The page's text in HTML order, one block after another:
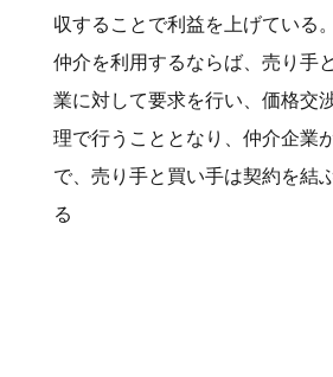
収することで利益を上げている
仲介を利用するならば、売り手
業に対して要求を行い、価格交
理で行うこととなり、仲介企業
で、売り手と買い手は契約を結
る